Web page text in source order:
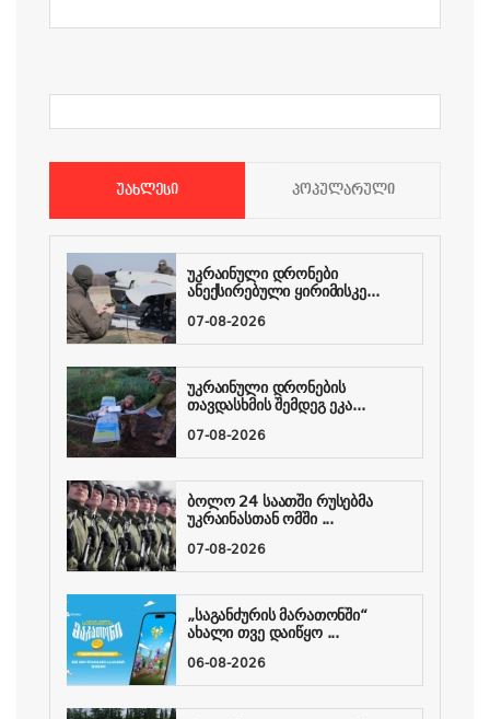
ᲣᲐᲮᲚᲔᲡᲘ ᲞᲝᲞᲣᲚᲐᲠᲣᲚᲘ
უკრაინული დრონები
ანექსირებული ყირიმისკე...
07-08-2026
უკრაინული დრონების
თავდასხმის შემდეგ ეკა...
07-08-2026
ბოლო 24 საათში რუსებმა
უკრაინასთან ომში ...
07-08-2026
„საგანძურის მარათონში“
ახალი თვე დაიწყო ...
06-08-2026